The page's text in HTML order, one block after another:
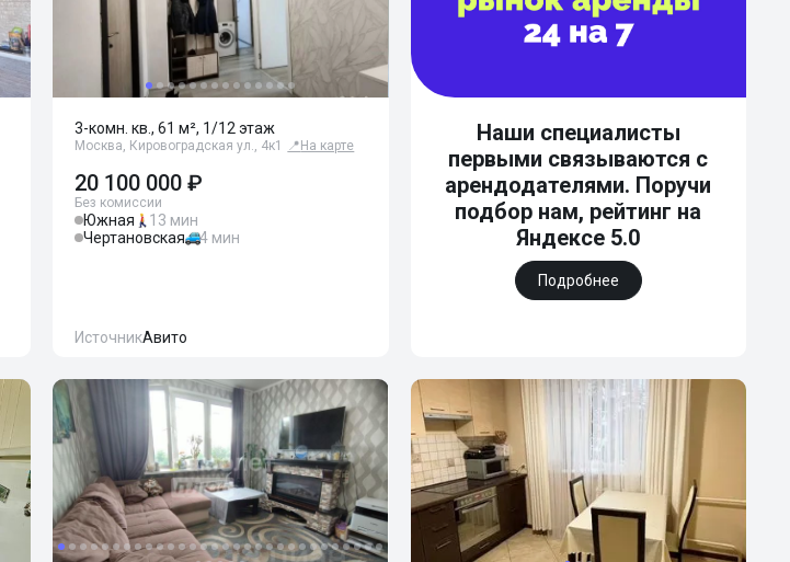
3-комн. кв., 61 м², 1/12 этаж
Москва, Кировоградская ул., 4к1 📍 На карте
20 100 000 ₽
Без комиссии
Южная
13 мин
Чертановская
4 мин
ИсточникАвито
Наши специалисты
первыми связываются с
арендодателями. Поручи
подбор нам, рейтинг на
Яндексе 5.0
Подробнее